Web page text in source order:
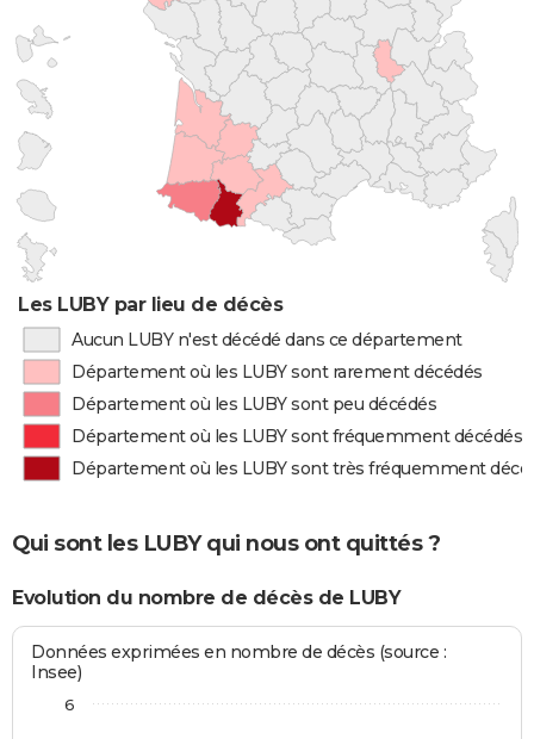
Les LUBY par lieu de décès
Aucun LUBY n'est décédé dans ce département
Département où les LUBY sont rarement décédés
Département où les LUBY sont peu décédés
Département où les LUBY sont fréquemment décédés
Département où les LUBY sont très fréquemment
Qui sont les LUBY qui nous ont quittés ?
Evolution du nombre de décès de LUBY
Données exprimées en nombre de décès (source :
Insee)
6